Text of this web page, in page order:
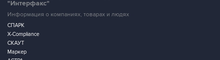
"Интерфакс"
Информация о компаниях, товарах и людях
СПАРК
X-Compliance
СКАУТ
Маркер